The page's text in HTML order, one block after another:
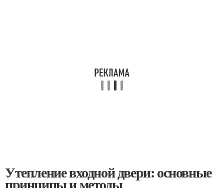
Утепление входной двери: основные